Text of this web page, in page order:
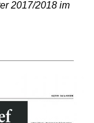
2017/2018 im